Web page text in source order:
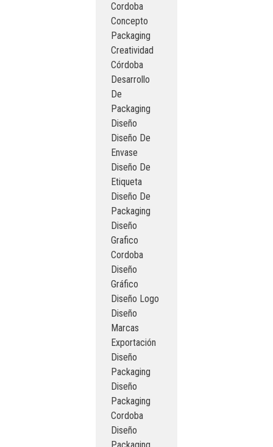
Cordoba
Concepto
Packaging
Creatividad
Córdoba
Desarrollo
De
Packaging
Diseño
Diseño De
Envase
Diseño De
Etiqueta
Diseño De
Packaging
Diseño
Grafico
Cordoba
Diseño
Gráfico
Diseño Logo
Diseño
Marcas
Exportación
Diseño
Packaging
Diseño
Packaging
Cordoba
Diseño